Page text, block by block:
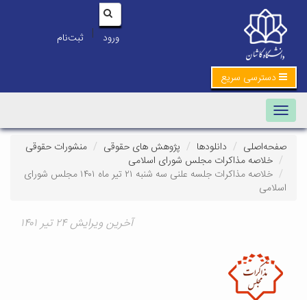
ورود | ثبت‌نام
دسترسی سریع
Toggle navigation
صفحه‌اصلی دانلودها پژوهش های حقوقی
منشورات حقوقی
خلاصه مذاکرات مجلس شورای اسلامی
خلاصه مذاکرات جلسه علنی سه شنبه ۲۱ تیر ماه ۱۴۰۱ مجلس شورای
اسلامی
آخرین ویرایش ۲۴ تیر ۱۴۰۱